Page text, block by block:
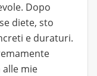
Dopo
diete, sto
e duraturi.
mie